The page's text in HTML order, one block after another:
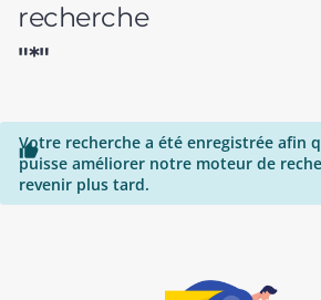
recherche
"*"

Votre recherche a été enregistrée afin
puisse améliorer notre moteur de
revenir plus tard.